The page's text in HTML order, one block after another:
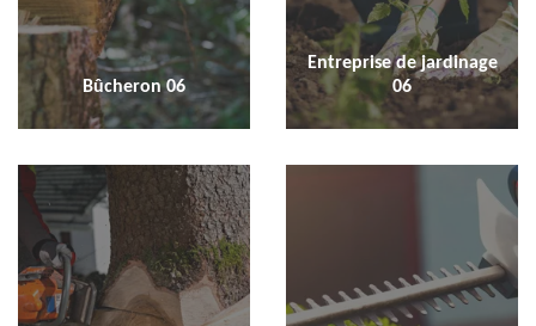
Bûcheron 06
Entreprise de jardinage
06